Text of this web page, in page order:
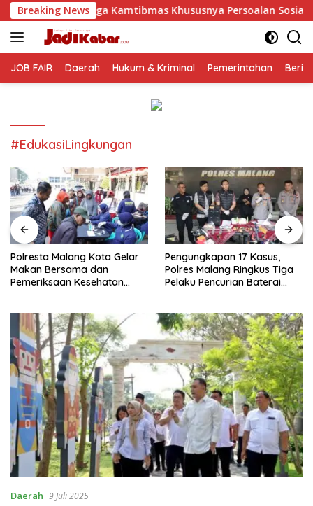
Langsung
ke
konten
Breaking News
Khususnya Persoalan Sosial Polresta
JOB FAIR Daerah Hukum & Kriminal Pemerintahan
#EdukasiLingkungan
Polresta Malang Kota Gelar
Makan Bersama dan
Pemeriksaan Kesehatan
Pengungkapan 17 Kasus,
Polres Malang Ringkus Tiga
Pelaku Pencurian Baterai
Daerah 9 Juli 2025